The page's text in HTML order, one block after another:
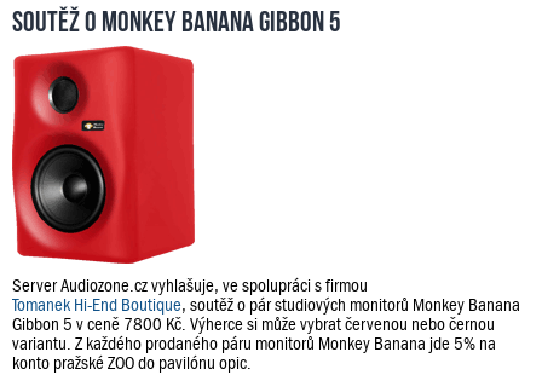
Soutěž o Monkey Banana Gibbon 5
Server Audiozone.cz vyhlašuje, ve spolupráci s firmou
Tomanek Hi-End Boutique, soutěž o pár studiových monitorů Monkey Banana
Gibbon 5 v ceně 7800 Kč. Výherce si může vybrat červenou nebo černou
variantu. Z každého prodaného páru monitorů Monkey Banana jde 5% na
konto pražské ZOO do pavilónu opic.